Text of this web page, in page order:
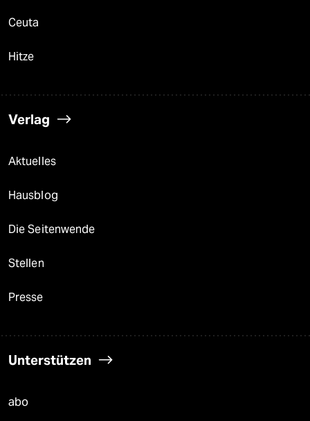
Ceuta
Hitze
Verlag
Aktuelles
Hausblog
Die Seitenwende
Stellen
Presse
Unterstützen
abo